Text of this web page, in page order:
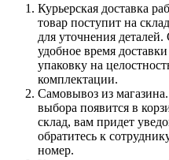
Курьерская доставка
товар поступит на
для уточнения
удобное время
упаковку на
комплектации.
Самовывоз из
выбора появится в
склад, вам придет
обратитесь к
номер.